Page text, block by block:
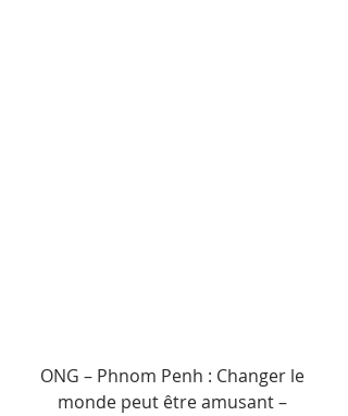
ONG – Phnom Penh : Changer le
monde peut être amusant –